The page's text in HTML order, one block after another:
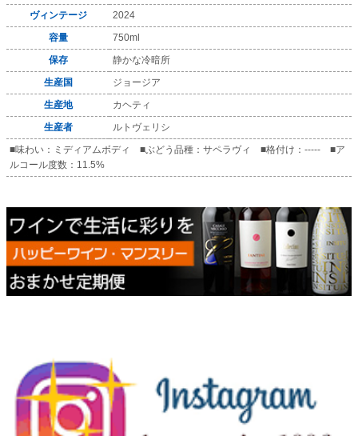
ヴィンテージ
2024
容量
750ml
保存
静かな冷暗所
生産国
ジョージア
生産地
カヘティ
生産者
ルトヴェリシ
■味わい：ミディアムボディ ■ぶどう品種：サペラヴィ ■格付け：----- ■ア
ルコール度数：11.5%